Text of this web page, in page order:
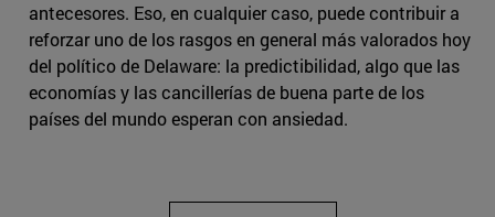
antecesores. Eso, en cualquier caso, puede contribuir a
reforzar uno de los rasgos en general más valorados hoy
del político de Delaware: la predictibilidad, algo que las
economías y las cancillerías de buena parte de los
países del mundo esperan con ansiedad.